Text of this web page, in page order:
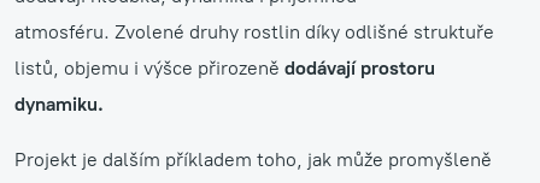
atmosféru. Zvolené druhy rostlin díky odlišné struktuře
listů, objemu i výšce přirozeně dodávají prostoru
dynamiku.
Projekt je dalším příkladem toho, jak může promyšleně